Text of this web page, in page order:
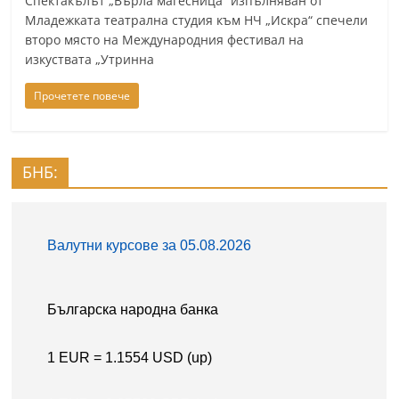
С
т
а
р
г
р
k
z
Младежката театрална студия към НЧ „Искра“ спечели
второ място на Международния фестивал на
изкуствата „Утринна
Прочетете повече
БНБ: